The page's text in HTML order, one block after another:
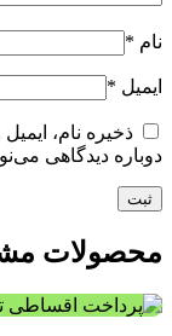
نام *
ایمیل *
ذخیره نام،
دوباره دیدگاهی
محصولات